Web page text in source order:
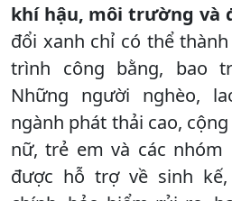
khí hậu, môi trường và
đổi xanh chỉ có thể
trình công bằng, bao
Những người nghèo,
ngành phát thải cao,
nữ, trẻ em và các
được hỗ trợ về sinh